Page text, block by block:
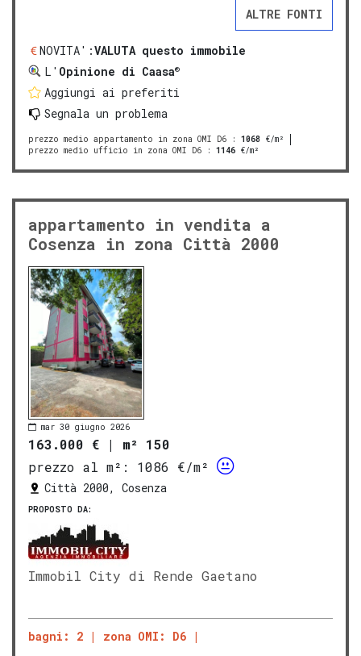
ALTRE FONTI
NOVITA':VALUTA questo immobile
L' Opinione di Caasa®
Aggiungi ai preferiti
Segnala un problema
prezzo medio appartamento in zona OMI D6 : 1068 €/m²
prezzo medio ufficio in zona OMI D6 : 1146 €/m²
appartamento in vendita a
Cosenza in zona Città 2000
mar 30 giugno 2026
163.000 € | m² 150
prezzo al m²:
1086 €/m²
Città 2000, Cosenza
PROPOSTO DA:
Immobil City di Rende Gaetano
bagni: 2 zona OMI: D6